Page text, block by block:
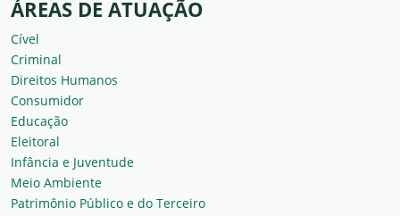
ÁREAS DE ATUAÇÃO
Cível
Criminal
Direitos Humanos
Consumidor
Educação
Eleitoral
Infância e Juventude
Meio Ambiente
Patrimônio Público e do Terceiro